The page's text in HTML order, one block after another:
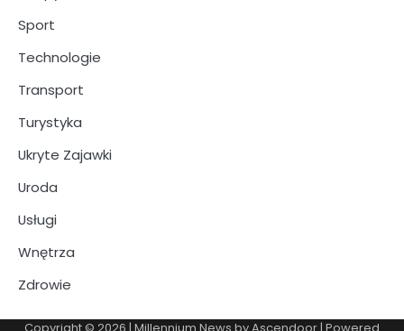
Sport
Technologie
Transport
Turystyka
Ukryte Zajawki
Uroda
Usługi
Wnętrza
Zdrowie
Copyright © 2026 | Millennium News byAscendoor| Powered